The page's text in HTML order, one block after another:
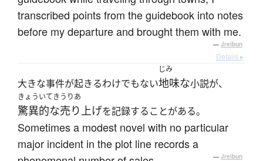
transcribed points from the guidebook into notes
before my departure and brought them with me.
— Jreibun
Details ▸
大きな事件が起きるわけでもない
じみ
地味な小説が、
きょういてき
驚異的な
うりあ
売り上げを記録することがある。
Sometimes a modest novel with no particular
major incident in the plot line records a
— Jreibun